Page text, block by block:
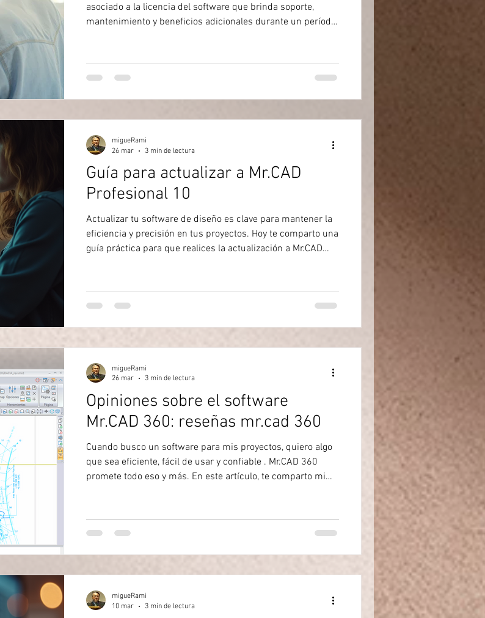
asociado a la licencia del software que brinda soporte,
mantenimiento y beneficios adicionales durante un período
Guía para actualizar a Mr.CAD
Profesional 10
Actualizar tu software de diseño es clave para mantener la
eficiencia y precisión en tus proyectos. Hoy te comparto una
guía práctica para que realices la actualización a Mr.CAD
que Mr.CAD tiene para ofrecer. ¿Por qué actualizar a Mr.CAD
Profesional 10? Actualizar tu software no es solo una
migueRami
26 mar
3 min de lectura
Opiniones sobre el software
Mr.CAD 360: reseñas mr.cad 360
Cuando busco un software para mis proyectos, quiero algo
que sea eficiente, fácil de usar y confiable . Mr.CAD 360
promete todo eso y más. En este artículo, te comparto mi
análisis te será útil para decidir si Mr.CAD 360 es para ti.
¿Qué es Mr.CAD 360 y para qué sirve? Mr.CAD 360 es un
migueRami
26 mar
3 min de lectura
migueRami
10 mar
3 min de lectura